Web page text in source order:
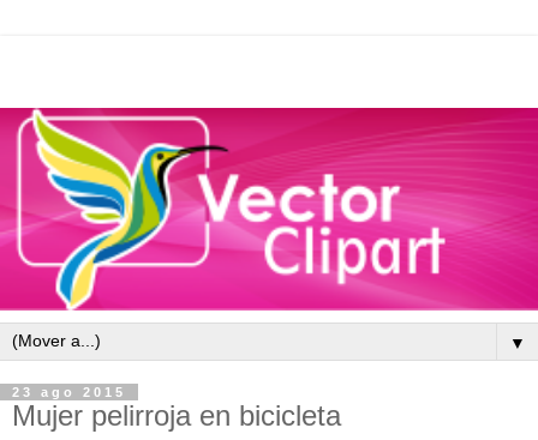
▼
23 ago 2015
Mujer pelirroja en bicicleta